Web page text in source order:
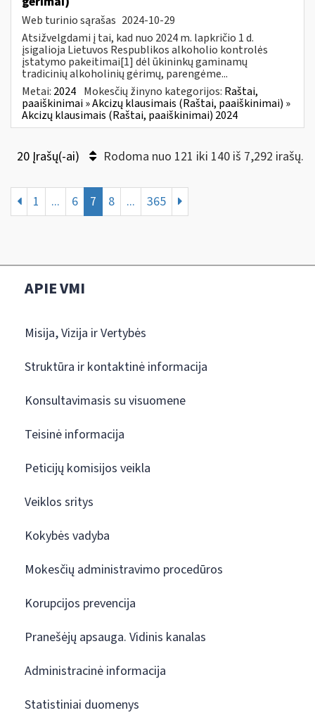
Web turinio sąrašas 2024-10-29
Atsižvelgdami į tai, kad nuo 2024 m. lapkričio 1 d.
įsigalioja Lietuvos Respublikos alkoholio kontrolės
įstatymo pakeitimai[1] dėl ūkininkų gaminamų
tradicinių alkoholinių gėrimų, parengėme...
Metai: 2024 Mokesčių žinyno kategorijos: Raštai,
paaiškinimai » Akcizų klausimais (Raštai, paaiškinimai) »
Akcizų klausimais (Raštai, paaiškinimai) 2024
20 Įrašų(-ai) Rodoma nuo 121 iki 140 iš 7,292 irašų.
1 ... 6 7 8 ... 365
APIE VMI
Misija, Vizija ir Vertybės
Struktūra ir kontaktinė informacija
Konsultavimasis su visuomene
Teisinė informacija
Peticijų komisijos veikla
Veiklos sritys
Kokybės vadyba
Mokesčių administravimo procedūros
Korupcijos prevencija
Pranešėjų apsauga. Vidinis kanalas
Administracinė informacija
Statistiniai duomenys